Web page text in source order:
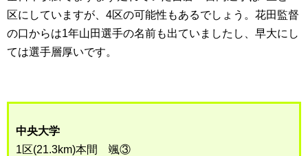
区にしていますが、4区の可能性もあるでしょう。花田監督
の口からは1年山田選手の名前も出ていましたし、早大にし
ては選手層厚いです。
中央大学
1区(21.3km)本間 颯③